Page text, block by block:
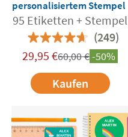
personalisiertem Stempel
95 Etiketten + Stempel
(249)
29,95 €60,00€-50%
Kaufen